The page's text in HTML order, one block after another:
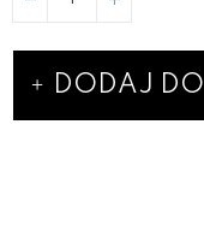
DODAJ